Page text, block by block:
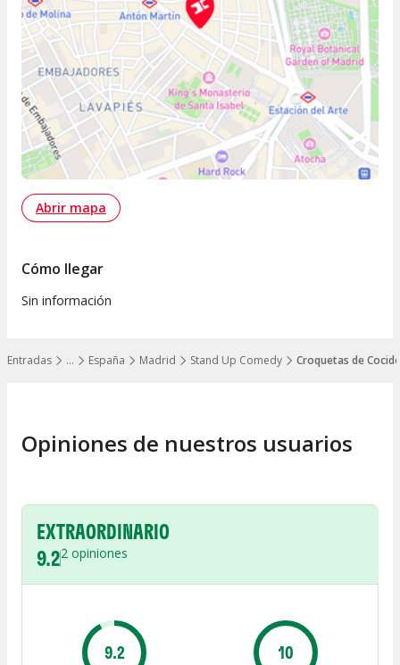
…
Mostrar todos los niveles
Entradas España Madrid Stand Up Comedy Croquetas de
Abrir mapa
Cómo llegar
Sin información
Opiniones de nuestros usuarios
EXTRAORDINARIO
9.22 opiniones
9.2 10